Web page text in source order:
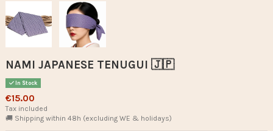
NAMI JAPANESE TENUGUI 🇯🇵
In Stock
€15.00
Tax included
🚚 Shipping within 48h (excluding WE & holidays)